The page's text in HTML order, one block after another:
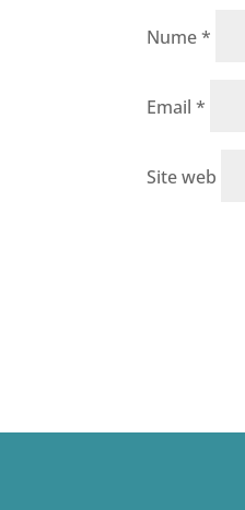
Nume*
Email*
Site web